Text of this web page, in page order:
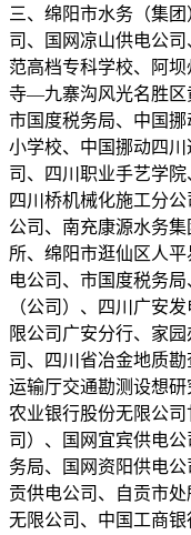
三、绵阳市水务（集
司、国网凉山供电公
范高档专科学校、阿
寺—九寨沟风光名胜区
市国度税务局、中国
小学校、中国挪动四
司、四川职业手艺学院
四川桥机械化施工分
公司、南充康源水务
所、绵阳市逛仙区人
电公司、市国度税务
（公司）、四川广安
限公司广安分行、家
司、四川省冶金地质
运输厅交通勘测设想
农业银行股份无限公
司）、国网宜宾供电
务局、国网资阳供电
贡供电公司、自贡市
无限公司、中国工商